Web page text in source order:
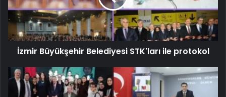
İzmir Büyükşehir Belediyesi STK'ları ile protokol